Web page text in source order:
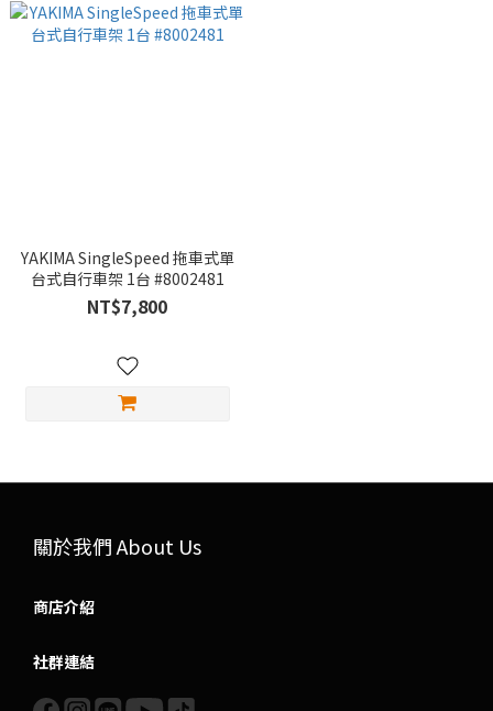
YAKIMA SingleSpeed 拖車式單
台式自行車架 1台 #8002481
NT$7,800
關於我們 About Us
商店介紹
社群連結